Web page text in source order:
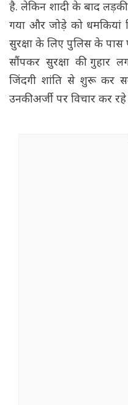
है. लेकिन शादी के बाद
गया और जोड़े को धमकियां
सुरक्षा के लिए पुलिस के पास
सौंपकर सुरक्षा की गुहार
जिंदगी शांति से शुरू कर
उनकी अर्जी पर विचार कर